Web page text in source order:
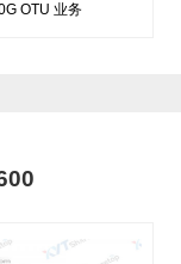
OTU 业务